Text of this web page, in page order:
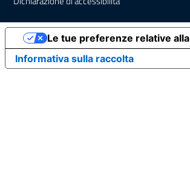
Informativa sulla raccolta
Le tue preferenze relative